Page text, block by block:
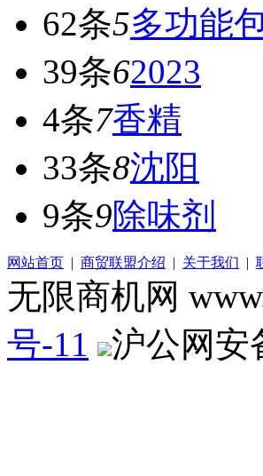
62条5多功能
39条62023
4条7香精
33条8沈阳
9条9除味剂
网站首页 | 商贸联盟介绍 | 关于我们 |
无限商机网
号-11
沪公网安